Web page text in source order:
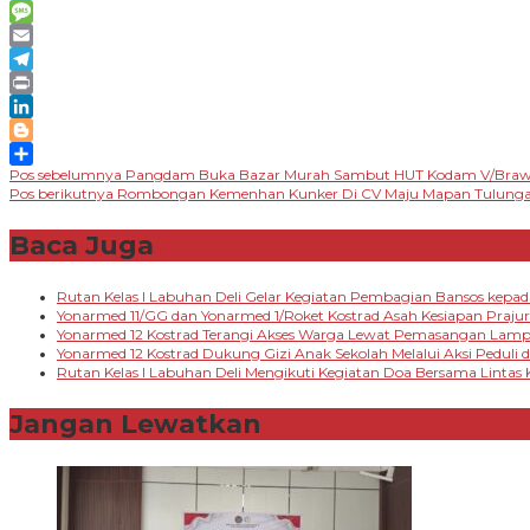
Messenger
Message
Email
Telegram
Print
LinkedIn
Blogger
Share
Navigasi
Pos sebelumnya Pangdam Buka Bazar Murah Sambut HUT Kodam V/
Pos berikutnya Rombongan Kemenhan Kunker Di CV Maju Mapan
Baca Juga
Rutan Kelas I Labuhan Deli Gelar Kegiatan Pembagian Bansos
Yonarmed 11/GG dan Yonarmed 1/Roket Kostrad Asah Kesiapan
Yonarmed 12 Kostrad Terangi Akses Warga Lewat Pemasangan
Yonarmed 12 Kostrad Dukung Gizi Anak Sekolah Melalui Aksi Peduli
Rutan Kelas I Labuhan Deli Mengikuti Kegiatan Doa Bersama Lintas
Jangan Lewatkan